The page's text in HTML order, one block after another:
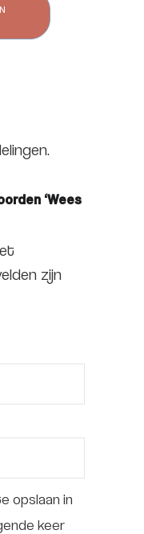
‘Wees
zijn
opslaan in
keer